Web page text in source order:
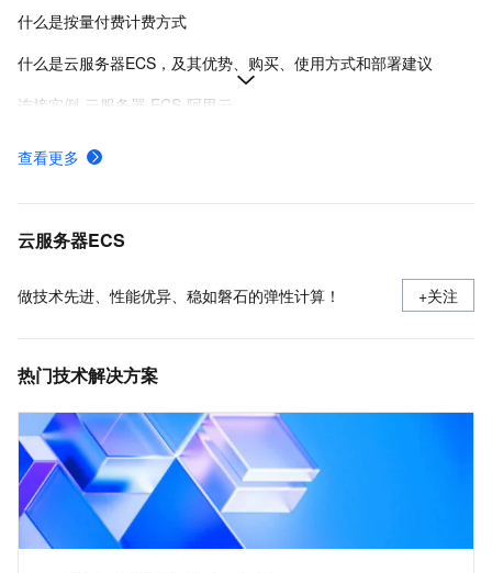
什么是按量付费计费方式
什么是云服务器ECS，及其优势、购买、使用方式和部署建议
连接实例-云服务器 ECS-阿里云
在Linux上安装Docker和Docker Compose
阿里云ECS通用型实例规格（g系列）
查看更多
云服务器ECS
做技术先进、性能优异、稳如磐石的弹性计算！ +关注
热门技术解决方案